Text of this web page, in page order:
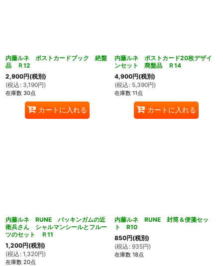
内藤ルネ ポストカードブック 絶盤
品 Ｒ12
2,900円(税別)
(税込 : 3,190円)
在庫数 30点
カートに入れる
内藤ルネ ポストカード20枚デザイ
ンセット 廃盤品 Ｒ14
4,900円(税別)
(税込 : 5,390円)
在庫数 11点
カートに入れる
内藤ルネ RUNE バッキンガムの近
衛兵さん シャルマンシールとフルー
ツのセット Ｒ11
1,200円(税別)
(税込 : 1,320円)
在庫数 20点
内藤ルネ RUNE 封筒＆便箋セッ
ト R10
850円(税別)
(税込 : 935円)
在庫数 18点